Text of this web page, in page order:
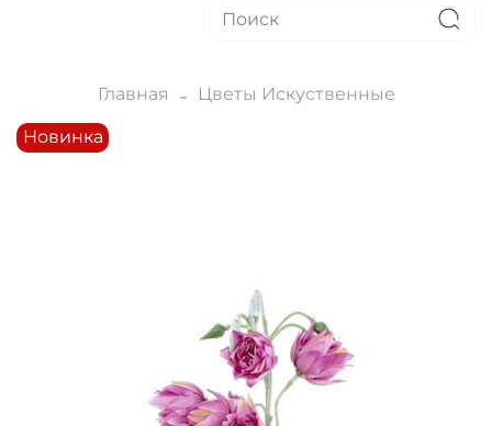
Главная Цветы Искуственные
Новинка